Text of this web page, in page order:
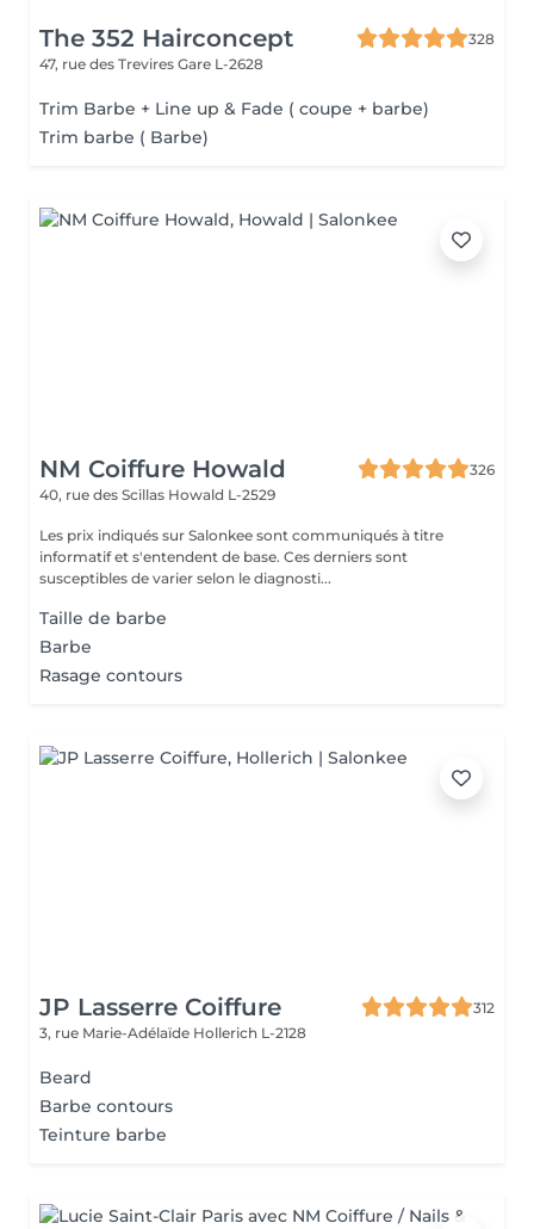
The 352 Hairconcept
328
47, rue des Trevires Gare L-2628
Trim Barbe + Line up & Fade ( coupe + barbe)
Trim barbe ( Barbe)
NM Coiffure Howald
326
40, rue des Scillas Howald L-2529
Les prix indiqués sur Salonkee sont communiqués à titre
informatif et s'entendent de base. Ces derniers sont
susceptibles de varier selon le diagnosti...
Taille de barbe
Barbe
Rasage contours
JP Lasserre Coiffure
312
3, rue Marie-Adélaïde Hollerich L-2128
Beard
Barbe contours
Teinture barbe